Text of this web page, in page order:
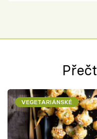
VEGETARIÁNSKÉ